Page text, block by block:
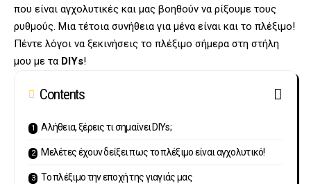
που είναι αγχολυτικές και μας βοηθούν να ρίξουμε τους
ρυθμούς. Μια τέτοια συνήθεια για μένα είναι και το πλέξιμο!
Πέντε λόγοι να ξεκινήσεις το πλέξιμο σήμερα στη στήλη
μου με τα DIYs!
Contents
Αλήθεια, ξέρεις τι σημαίνει DIYs;
Μελέτες έχουν δείξει πως το πλέξιμο είναι αγχολυτικό!
Το πλέξιμο την εποχή της γιαγιάς μας